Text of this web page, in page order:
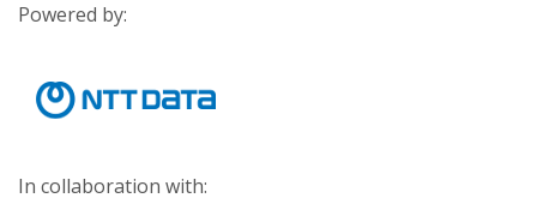
Powered by:
In collaboration with: